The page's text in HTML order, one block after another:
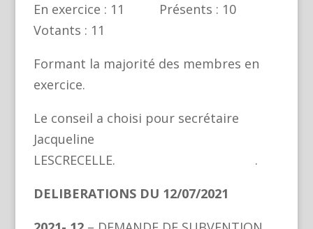
En exercice : 11 Présents : 10
Votants : 11
Formant la majorité des membres en
exercice.
Le conseil a choisi pour secrétaire
Jacqueline
LESCRECELLE. .
DELIBERATIONS DU 12/07/2021